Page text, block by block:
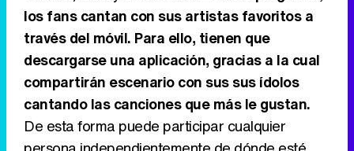
Tráiler de la tercera temporada de 'The Walking Dead: Dead City' de AMC+
los fans cantan con sus artistas favoritos a
través del móvil. Para ello, tienen que
descargarse una aplicación, gracias a la cual
compartirán escenario con sus sus ídolos
cantando las canciones que más le gustan.
De esta forma puede participar cualquier